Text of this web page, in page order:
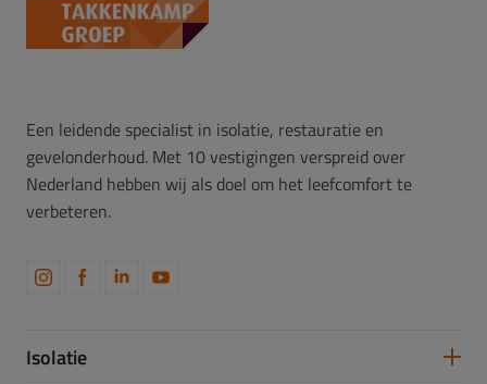
Een leidende specialist in isolatie, restauratie en
gevelonderhoud. Met 10 vestigingen verspreid over
Nederland hebben wij als doel om het leefcomfort te
verbeteren.
Isolatie